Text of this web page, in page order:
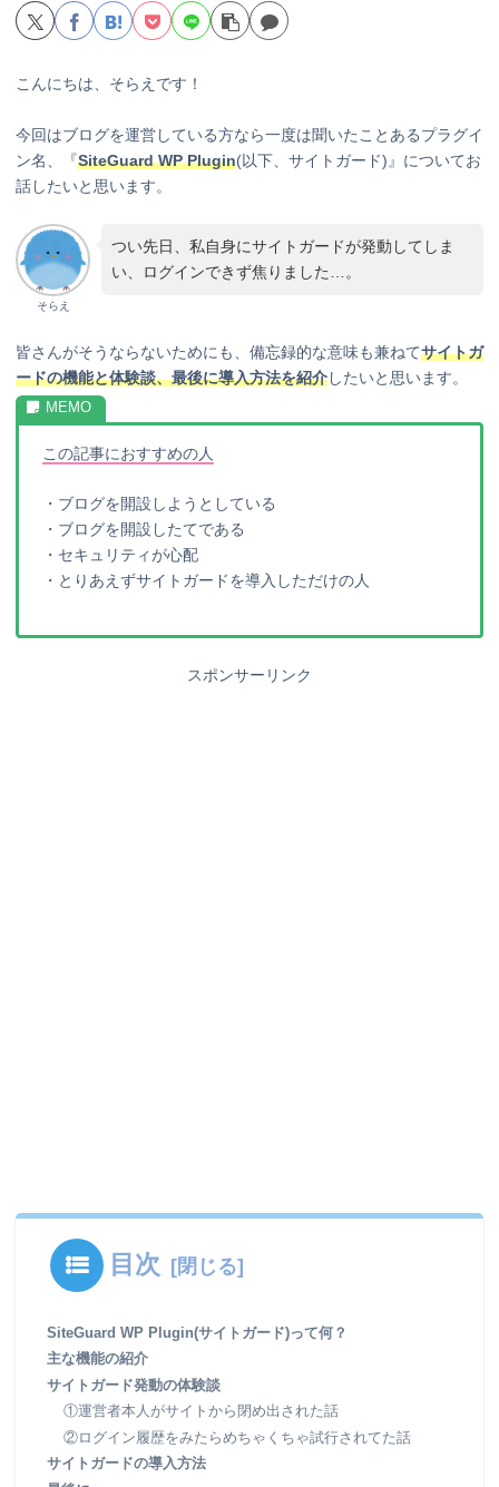
こんにちは、そらえです！
今回はブログを運営している方なら一度は聞いたことあるプラグイ
ン名、『SiteGuard WP Plugin(以下、サイトガード)』についてお
話したいと思います。
そらえ
つい先日、私自身にサイトガードが発動してしま
い、ログインできず焦りました…。
皆さんがそうならないためにも、備忘録的な意味も兼ねてサイトガ
ードの機能と体験談、最後に導入方法を紹介したいと思います。
この記事におすすめの人
・ブログを開設しようとしている
・ブログを開設したてである
・セキュリティが心配
・とりあえずサイトガードを導入しただけの人
スポンサーリンク
目次
SiteGuard WP Plugin(サイトガード)って何？
主な機能の紹介
サイトガード発動の体験談
①運営者本人がサイトから閉め出された話
②ログイン履歴をみたらめちゃくちゃ試行されてた話
サイトガードの導入方法